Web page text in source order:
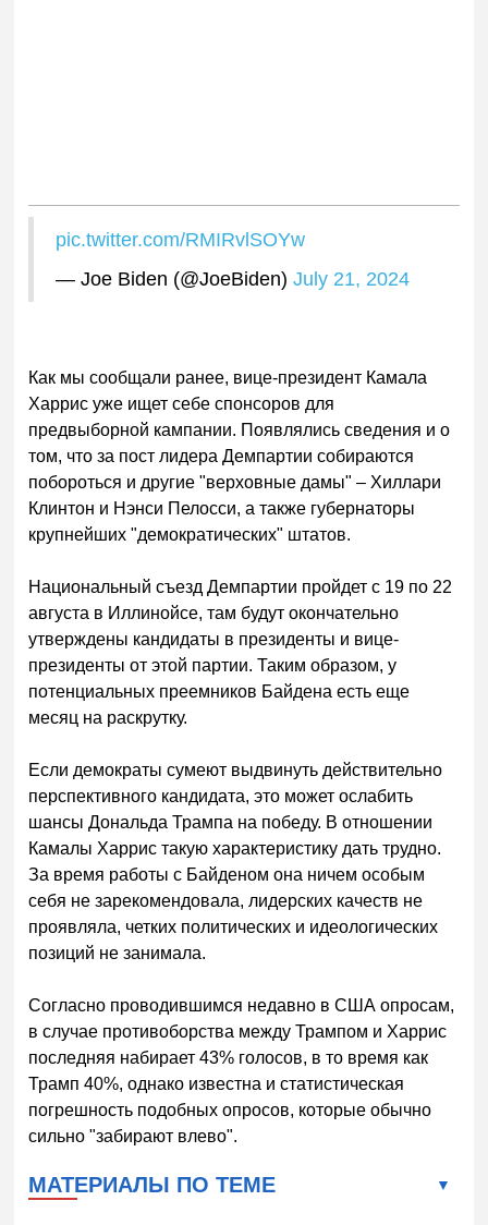
pic.twitter.com/RMIRvlSOYw
— Joe Biden (@JoeBiden)July 21, 2024
Как мы сообщали ранее, вице-президент Камала
Харрис уже ищет себе спонсоров для
предвыборной кампании. Появлялись сведения и о
том, что за пост лидера Демпартии собираются
побороться и другие "верховные дамы" – Хиллари
Клинтон и Нэнси Пелосси, а также губернаторы
крупнейших "демократических" штатов.
Национальный съезд Демпартии пройдет с 19 по 22
августа в Иллинойсе, там будут окончательно
утверждены кандидаты в президенты и вице-
президенты от этой партии. Таким образом, у
потенциальных преемников Байдена есть еще
месяц на раскрутку.
Если демократы сумеют выдвинуть действительно
перспективного кандидата, это может ослабить
шансы Дональда Трампа на победу. В отношении
Камалы Харрис такую характеристику дать трудно.
За время работы с Байденом она ничем особым
себя не зарекомендовала, лидерских качеств не
проявляла, четких политических и идеологических
позиций не занимала.
Согласно проводившимся недавно в США опросам,
в случае противоборства между Трампом и Харрис
последняя набирает 43% голосов, в то время как
Трамп 40%, однако известна и статистическая
погрешность подобных опросов, которые обычно
сильно "забирают влево".
МАТЕРИАЛЫ ПО ТЕМЕ